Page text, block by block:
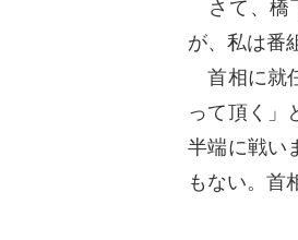
さて、橋
が、私は番
首相に就
って頂く」
半端に戦い
もない。首